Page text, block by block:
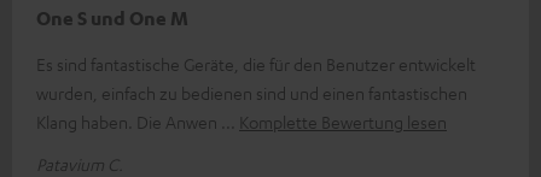
One S und One M
Es sind fantastische Geräte, die für den Benutzer entwickelt
wurden, einfach zu bedienen sind und einen fantastischen
Klang haben. Die Anwen
Komplette Bewertung lesen
Patavium C.